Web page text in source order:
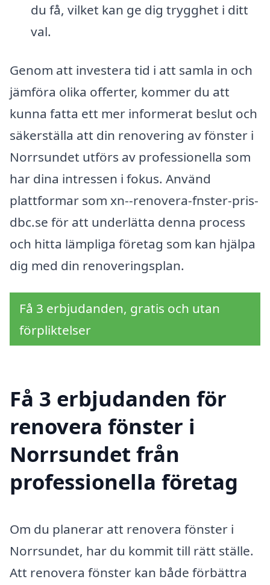
du få, vilket kan ge dig trygghet i ditt
val.
Genom att investera tid i att samla in och
jämföra olika offerter, kommer du att
kunna fatta ett mer informerat beslut och
säkerställa att din renovering av fönster i
Norrsundet utförs av professionella som
har dina intressen i fokus. Använd
plattformar som xn--renovera-fnster-pris-
dbc.se för att underlätta denna process
och hitta lämpliga företag som kan hjälpa
dig med din renoveringsplan.
Få 3 erbjudanden, gratis och utan
förpliktelser
Få 3 erbjudanden för
renovera fönster i
Norrsundet från
professionella företag
Om du planerar att renovera fönster i
Norrsundet, har du kommit till rätt ställe.
Att renovera fönster kan både förbättra